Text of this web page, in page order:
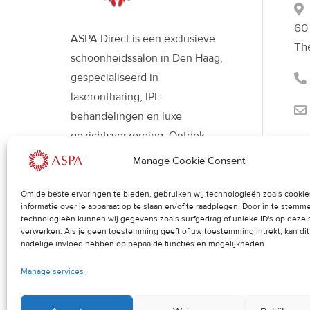
Manage Cookie Consent
Om de beste ervaringen te bieden, gebruiken wij technologieën zoals
informatie over je apparaat op te slaan en/of te raadplegen. Door in te
technologieën kunnen wij gegevens zoals surfgedrag of unieke ID's op deze
verwerken. Als je geen toestemming geeft of uw toestemming intrekt, kan
nadelige invloed hebben op bepaalde functies en mogelijkheden.
Manage services
ASPA Direct is een exclusieve
schoonheidssalon in Den Haag,
gespecialiseerd in
laserontharing, IPL-
behandelingen en luxe
gezichtsverzorging. Ontdek
moderne beautybehandelingen
een stralende, gezonde huid en
een verfijnde uitstraling.